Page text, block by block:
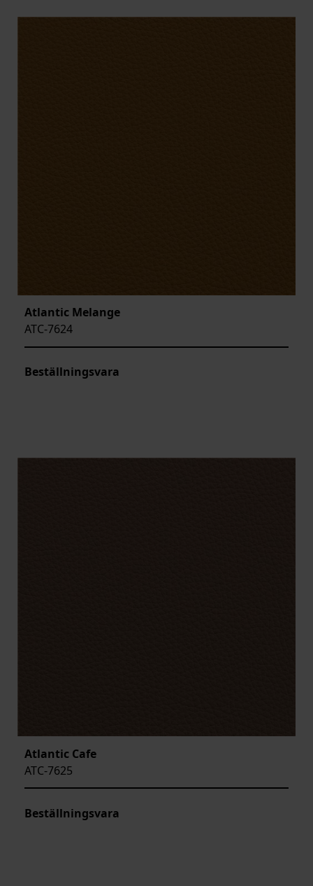
Atlantic Melange
ATC-7624
Beställningsvara
Atlantic Cafe
ATC-7625
Beställningsvara